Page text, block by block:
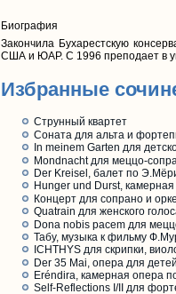
Биография
Закончила Бухарестскую
США и ЮАР. С 1996 преподает в
Избранные
Струнный квартет
Соната для альта и
In meinem Garten для
Mondnacht для меццо-
Der Kreisel, балет по
Hunger und Durst,
Концерт для сопрано и
Quatrain для женского
Dona nobis pacem для
Табу, музыка к фильму
ICHTHYS для скрипки,
Der 35 Mai, опера для
Eréndira, камерная опера
Self-Reflections I/II для